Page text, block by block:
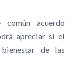
acuerdo
apreciar si el
de las